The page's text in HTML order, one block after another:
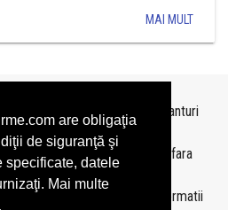
are obligaţia
de siguranţă şi
specificate, datele
Mai multe
MAI MULT
pe baza ultimelor bilanturi
fara acordul TopFirme si fara
topuri personalizate
sau informatii